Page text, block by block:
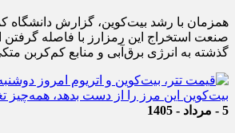
همزمان با رشد بیت‌کوین، گزارش دانشگاه
صنعت استخراج این رمزارز با فاصله گرفتن
گذشته به انرژی برق‌آبی و منابع کم‌کربن
5 - مرداد - 1405